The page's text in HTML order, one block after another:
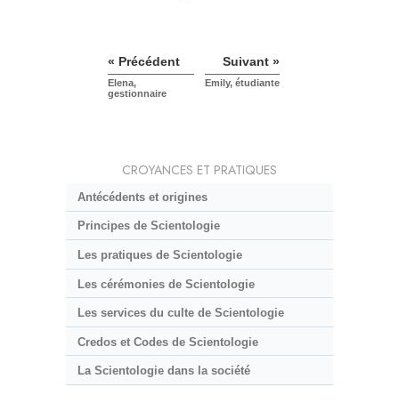
« Précédent
Elena,
gestionnaire
Suivant »
Emily, étudiante
CROYANCES ET PRATIQUES
Antécédents et origines
Principes de Scientologie
Les pratiques de Scientologie
Les cérémonies de Scientologie
Les services du culte de Scientologie
Credos et Codes de Scientologie
La Scientologie dans la société